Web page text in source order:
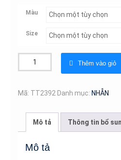
Màu
Size
Nữ
Đá
2392
Thêm vào giỏ
Mã: TT2392 Danh mục: NHẪN
Mô tả Thông tin bổ
Mô tả